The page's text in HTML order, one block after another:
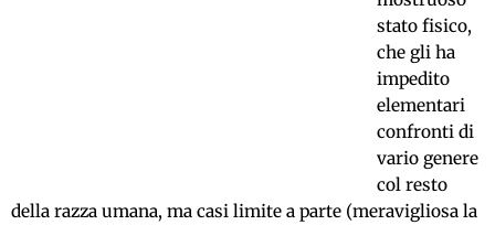
stato fisico,
che gli ha
impedito
elementari
confronti di
vario genere
col resto
della razza umana, ma casi limite a parte (meravigliosa la